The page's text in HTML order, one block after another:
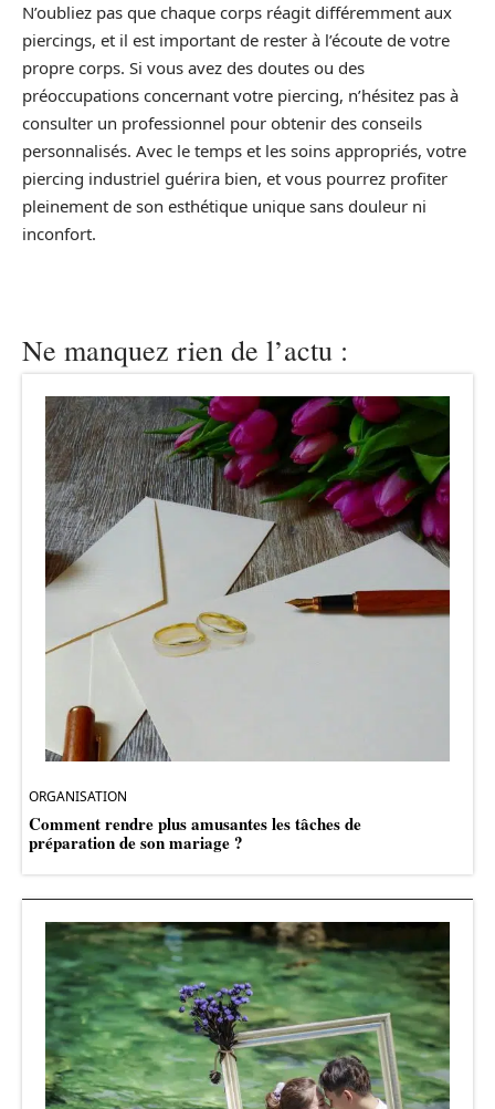
N’oubliez pas que chaque corps réagit différemment aux
piercings, et il est important de rester à l’écoute de votre
propre corps. Si vous avez des doutes ou des
préoccupations concernant votre piercing, n’hésitez pas à
consulter un professionnel pour obtenir des conseils
personnalisés. Avec le temps et les soins appropriés, votre
piercing industriel guérira bien, et vous pourrez profiter
pleinement de son esthétique unique sans douleur ni
inconfort.
Ne manquez rien de l’actu :
ORGANISATION
Comment rendre plus amusantes les tâches de
préparation de son mariage ?